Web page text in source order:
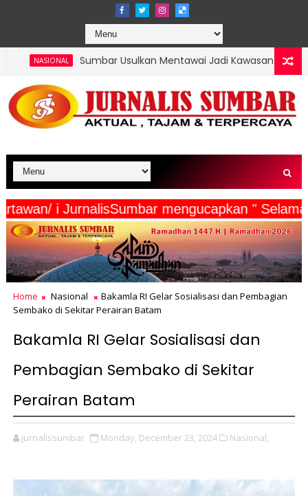
Usulkan Mentawai Jadi Kawasan Tambak Udang
Wartawan/ i JurnalisSumbar mengucapkan "
Home Nasional
Bakamla RI Gelar Sosialisasi dan Pembagian
Sembako di Sekitar Perairan Batam
Bakamla RI Gelar Sosialisasi dan
Pembagian Sembako di Sekitar
Perairan Batam
jurnalissumbar Monday, December 23, 2024 Nasional,